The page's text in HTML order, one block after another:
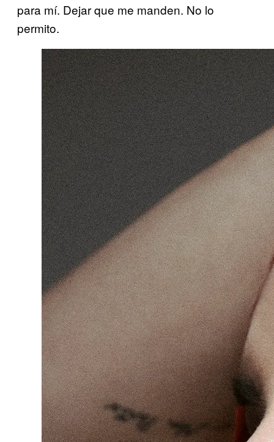
para mí. Dejar que me manden. No lo
permito.